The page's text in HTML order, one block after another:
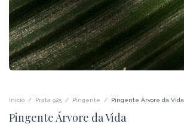
Início / Prata 925 / Pingente / Pingente Árvore da Vida
Pingente Árvore da Vida